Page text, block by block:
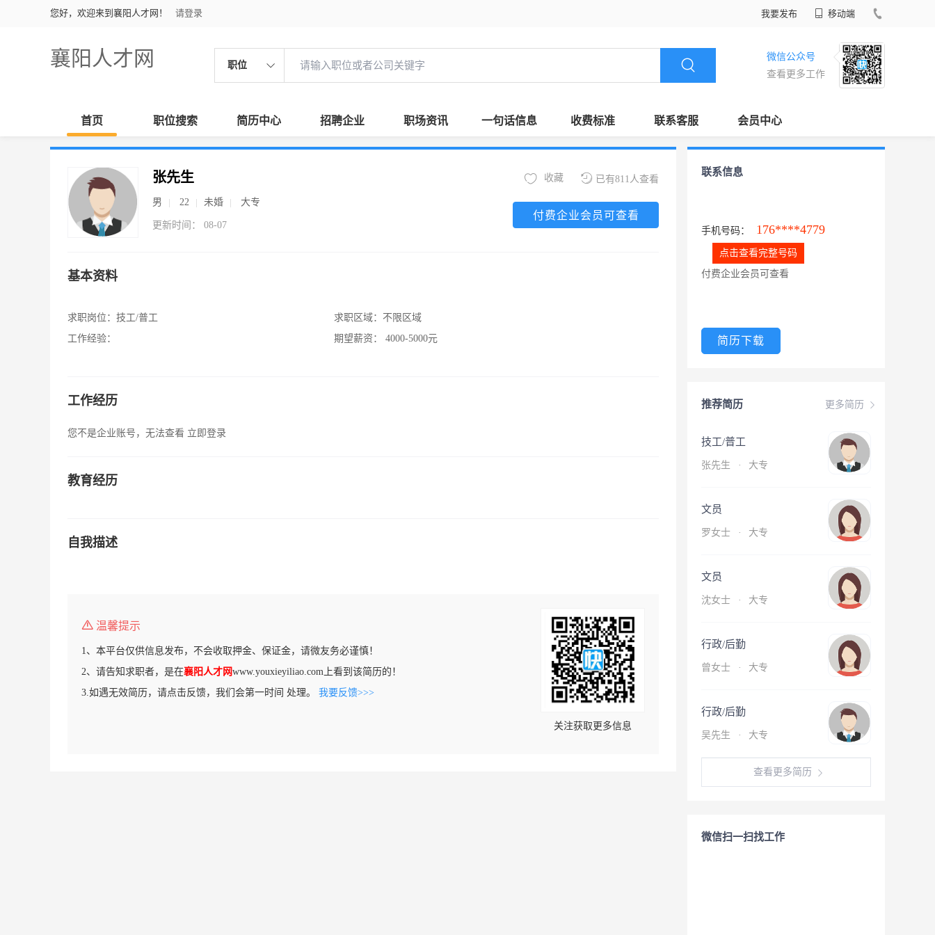
您好，欢迎来到襄阳人才网！ 请登录 我要发布 移动端
襄阳人才网 职位
微信公众号
查看更多工作
首页 职位搜索 简历中心 招聘企业 职场资讯 一句话信息 收费标准 联系客服 会员中心
张先生
男 22 未婚 大专
更新时间： 08-07
已有811人查看
收藏
付费企业会员可查看
基本资料
求职岗位： 技工/普工
工作经验：
求职区域： 不限区域
期望薪资：
4000-5000元
工作经历
您不是企业账号，无法查看 立即登录
教育经历
自我描述
温馨提示
1、本平台仅供信息发布，不会收取押金、保证金，请微友务必谨慎！
2、请告知求职者，是在襄阳人才网www.youxieyiliao.com上看到该简历的！
3.如遇无效简历，请点击反馈，我们会第一时间 处理。 我要反馈>>>
关注获取更多信息
联系信息
手机号码： 176****4779
点击查看完整号码
付费企业会员可查看
简历下载
更多简历
推荐简历
技工/普工
张先生 · 大专
文员
罗女士 · 大专
文员
沈女士 · 大专
行政/后勤
曾女士 · 大专
行政/后勤
吴先生 · 大专
查看更多简历
微信扫一扫找工作